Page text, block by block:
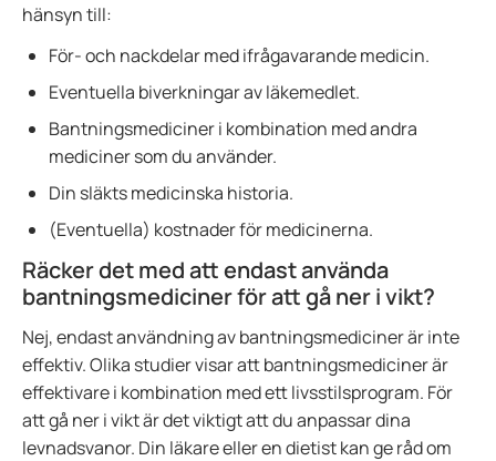
hänsyn till:
För- och nackdelar med ifrågavarande medicin.
Eventuella biverkningar av läkemedlet.
Bantningsmediciner i kombination med andra
mediciner som du använder.
Din släkts medicinska historia.
(Eventuella) kostnader för medicinerna.
Räcker det med att endast använda
bantningsmediciner för att gå ner i vikt?
Nej, endast användning av bantningsmediciner är inte
effektiv. Olika studier visar att bantningsmediciner är
effektivare i kombination med ett livsstilsprogram. För
att gå ner i vikt är det viktigt att du anpassar dina
levnadsvanor. Din läkare eller en dietist kan ge råd om